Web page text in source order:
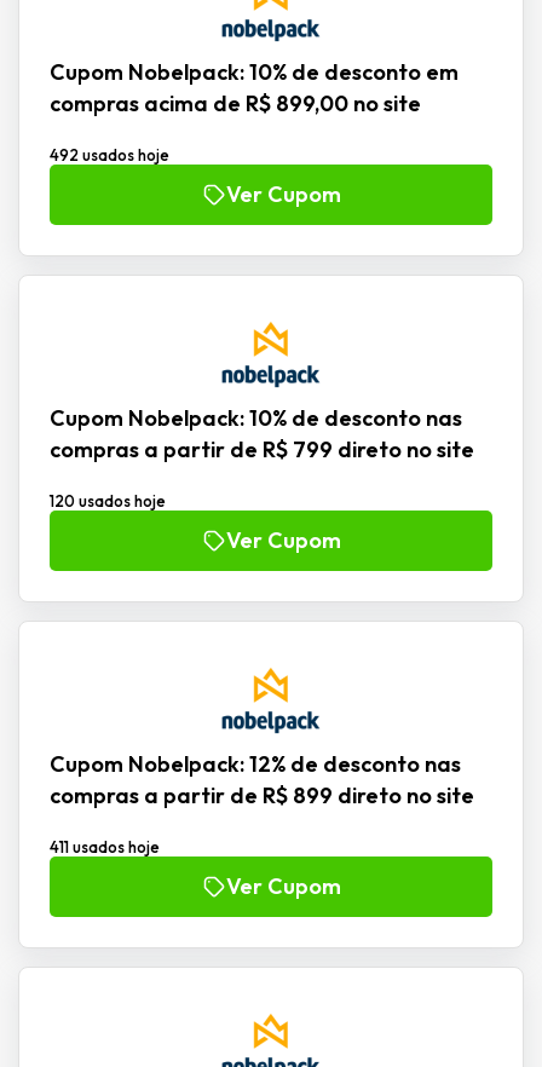
Cupom Nobelpack: 10% de desconto em
compras acima de R$ 899,00 no site
492 usados hoje
Ver Cupom
Cupom Nobelpack: 10% de desconto nas
compras a partir de R$ 799 direto no site
120 usados hoje
Ver Cupom
Cupom Nobelpack: 12% de desconto nas
compras a partir de R$ 899 direto no site
411 usados hoje
Ver Cupom